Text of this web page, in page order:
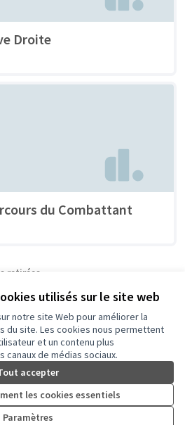
utilisés sur le site web
notre site Web pour améliorer la
du site. Les cookies nous permettent
et un contenu plus
de médias sociaux.
accepter
les cookies essentiels
Paramètres
Droite
du Combattant
retirées
sur Instagram
Licence
(Lien